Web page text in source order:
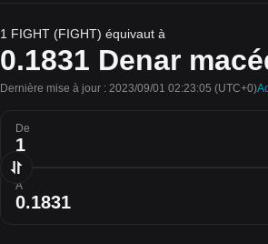
1 FIGHT (FIGHT) équivaut à
0.1831 Denar
Dernière mise à jour : 2023/09/01 02:23:05 (UTC+0)
De
À